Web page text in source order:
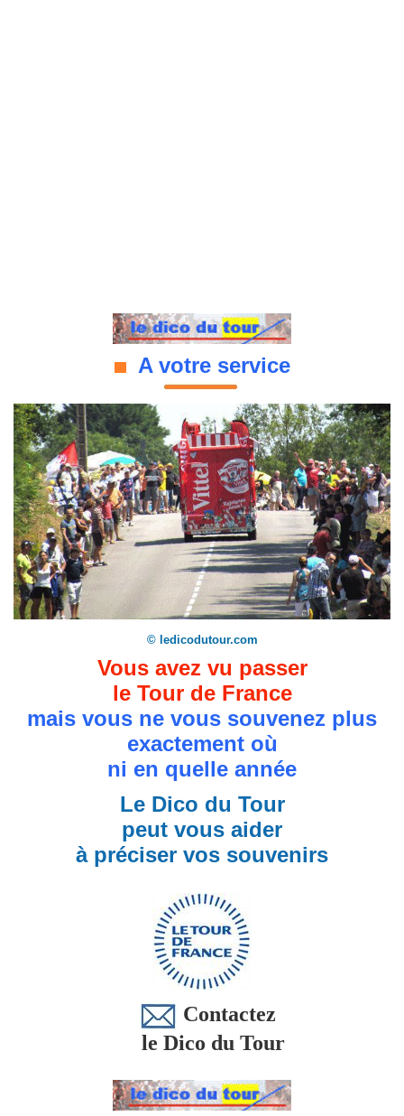
A votre service
© ledicodutour.com
Vous avez vu passer
le Tour de France
mais vous ne vous souvenez plus
exactement où
ni en quelle année
Le Dico du Tour
peut vous aider
à préciser vos souvenirs
Contactez
le Dico du Tour